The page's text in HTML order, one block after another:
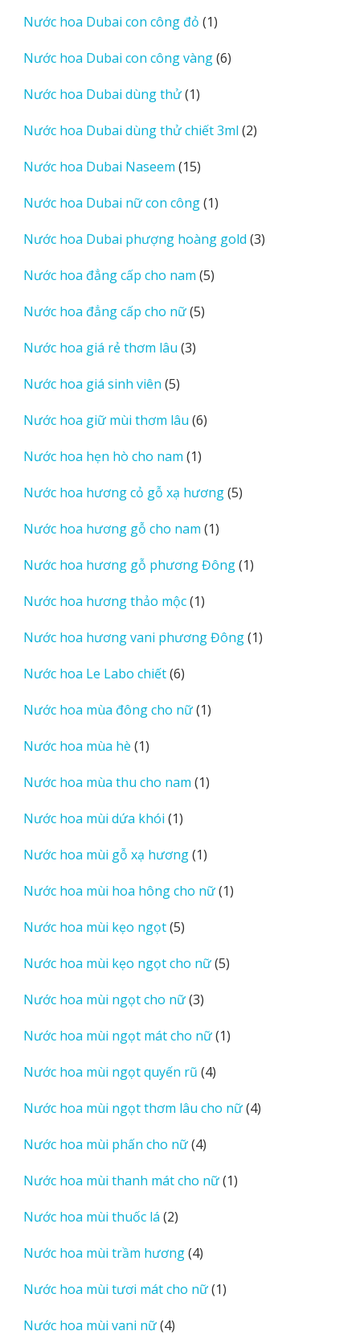
Nước hoa Dubai con công đỏ 11
phẩm
Nước hoa Dubai con công vàng 66
Nước hoa Dubai dùng thử 11
phẩm
Nước hoa Dubai dùng thử chiết 3ml 22
Nước hoa Dubai Naseem 1515
phẩm
Nước hoa Dubai nữ con công 11
phẩm
Nước hoa Dubai phượng hoàng gold 33
Nước hoa đẳng cấp cho nam 55
Nước hoa đẳng cấp cho nữ 55
Nước hoa giá rẻ thơm lâu 33
Nước hoa giá sinh viên 55
phẩm
Nước hoa giữ mùi thơm lâu 66
Nước hoa hẹn hò cho nam 11
phẩm
Nước hoa hương cỏ gỗ xạ hương 55
Nước hoa hương gỗ cho nam 11
phẩm
Nước hoa hương gỗ phương Đông 11
Nước hoa hương thảo mộc 11
phẩm
Nước hoa hương vani phương Đông 11
Nước hoa Le Labo chiết 66
phẩm
Nước hoa mùa đông cho nữ 11
Nước hoa mùa hè 11
phẩm
Nước hoa mùa thu cho nam 11
Nước hoa mùi dứa khói 11
phẩm
Nước hoa mùi gỗ xạ hương 11
phẩm
Nước hoa mùi hoa hông cho nữ 11
Nước hoa mùi kẹo ngọt 55
phẩm
Nước hoa mùi kẹo ngọt cho nữ 55
Nước hoa mùi ngọt cho nữ 33
phẩm
Nước hoa mùi ngọt mát cho nữ 11
Nước hoa mùi ngọt quyến rũ 44
phẩm
Nước hoa mùi ngọt thơm lâu cho nữ 44
Nước hoa mùi phấn cho nữ 44
phẩm
Nước hoa mùi thanh mát cho nữ 11
Nước hoa mùi thuốc lá 22
phẩm
Nước hoa mùi trầm hương 44
phẩm
Nước hoa mùi tươi mát cho nữ 11
Nước hoa mùi vani nữ 44